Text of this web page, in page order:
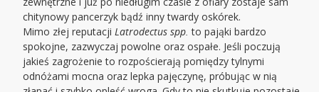
chitynowy pancerzyk bądź inny twardy oskórek.
Mimo złej reputacjiLatrodectus spp. to pająki bardzo
spokojne, zazwyczaj powolne oraz ospałe. Jeśli poczują
jakieś zagrożenie to rozpościerają pomiędzy tylnymi
odnóżami mocna oraz lepka pajęczynę, próbując w nią